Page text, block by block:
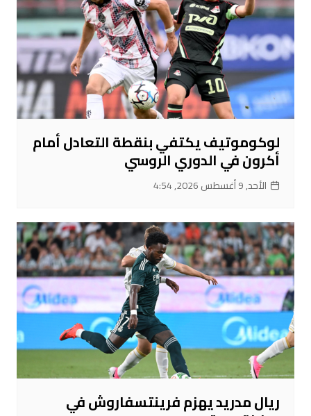
لوكوموتيف يكتفي بنقطة التعادل أمام
أكرون في الدوري الروسي
الأحد, 9 أغسطس 2026, 4:54
ريال مدريد يهزم فرينتسفاروش في